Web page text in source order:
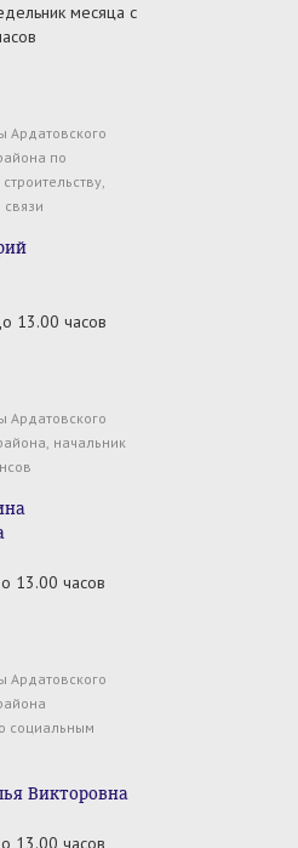
месяца с
часов
по
13.00 часов
Ардатовского
начальник
13.00 часов
Ардатовского
социальным
Викторовна
13.00 часов